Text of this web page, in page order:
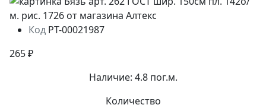
Код РТ-00021987
265 ₽
Наличие: 4.8 пог.м.
Количество